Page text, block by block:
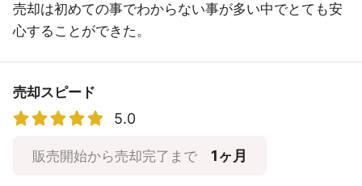
売却は初めての事でわからない事が多い中でとても安
心することができた。
売却スピード
5.0
販売開始から売却完了まで 1ヶ月